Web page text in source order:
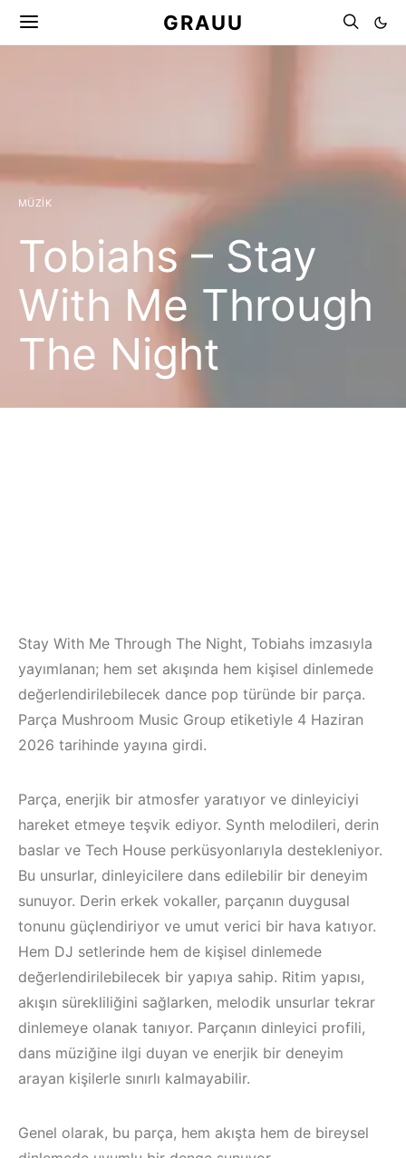
/
GRAUU
MÜZIK
Tobiahs – Stay
With Me Through
The Night
Stay With Me Through The Night, Tobiahs imzasıyla
yayımlanan; hem set akışında hem kişisel dinlemede
değerlendirilebilecek dance pop türünde bir parça.
Parça Mushroom Music Group etiketiyle 4 Haziran
2026 tarihinde yayına girdi.
Parça, enerjik bir atmosfer yaratıyor ve dinleyiciyi
hareket etmeye teşvik ediyor. Synth melodileri, derin
baslar ve Tech House perküsyonlarıyla destekleniyor.
Bu unsurlar, dinleyicilere dans edilebilir bir deneyim
sunuyor. Derin erkek vokaller, parçanın duygusal
tonunu güçlendiriyor ve umut verici bir hava katıyor.
Hem DJ setlerinde hem de kişisel dinlemede
değerlendirilebilecek bir yapıya sahip. Ritim yapısı,
akışın sürekliliğini sağlarken, melodik unsurlar tekrar
dinlemeye olanak tanıyor. Parçanın dinleyici profili,
dans müziğine ilgi duyan ve enerjik bir deneyim
arayan kişilerle sınırlı kalmayabilir.
Genel olarak, bu parça, hem akışta hem de bireysel